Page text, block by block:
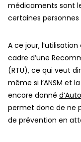
médicaments sont
certaines personnes
A ce jour,
cadre d’une
(RTU), ce qui veut
même si l’ANSM et la
encore donné
permet donc de ne
de prévention en